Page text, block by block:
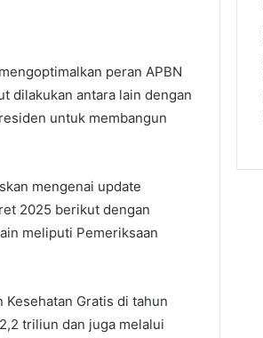
peran APBN
dilakukan antara lain dengan
untuk membangun
mengenai update
2025 berikut dengan
meliputi Pemeriksaan
Kesehatan Gratis di tahun
triliun dan juga melalui